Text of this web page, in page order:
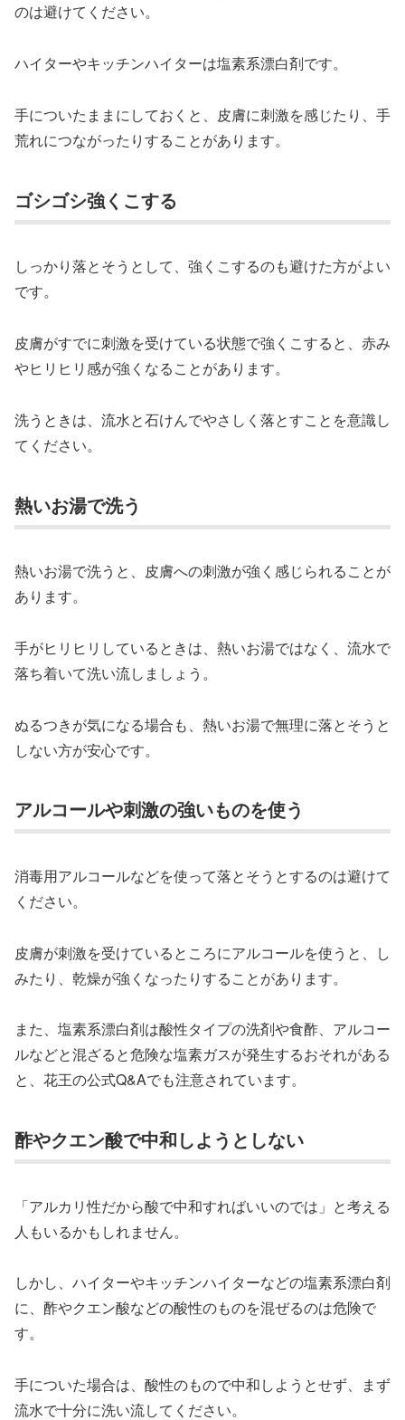
のは避けてください。
ハイターやキッチンハイターは塩素系漂白剤です。
手についたままにしておくと、皮膚に刺激を感じたり、手
荒れにつながったりすることがあります。
ゴシゴシ強くこする
しっかり落とそうとして、強くこするのも避けた方がよい
です。
皮膚がすでに刺激を受けている状態で強くこすると、赤み
やヒリヒリ感が強くなることがあります。
洗うときは、流水と石けんでやさしく落とすことを意識し
てください。
熱いお湯で洗う
熱いお湯で洗うと、皮膚への刺激が強く感じられることが
あります。
手がヒリヒリしているときは、熱いお湯ではなく、流水で
落ち着いて洗い流しましょう。
ぬるつきが気になる場合も、熱いお湯で無理に落とそうと
しない方が安心です。
アルコールや刺激の強いものを使う
消毒用アルコールなどを使って落とそうとするのは避けて
ください。
皮膚が刺激を受けているところにアルコールを使うと、し
みたり、乾燥が強くなったりすることがあります。
また、塩素系漂白剤は酸性タイプの洗剤や食酢、アルコー
ルなどと混ざると危険な塩素ガスが発生するおそれがある
と、花王の公式Q&Aでも注意されています。
酢やクエン酸で中和しようとしない
「アルカリ性だから酸で中和すればいいのでは」と考える
人もいるかもしれません。
しかし、ハイターやキッチンハイターなどの塩素系漂白剤
に、酢やクエン酸などの酸性のものを混ぜるのは危険で
す。
手についた場合は、酸性のもので中和しようとせず、まず
流水で十分に洗い流してください。